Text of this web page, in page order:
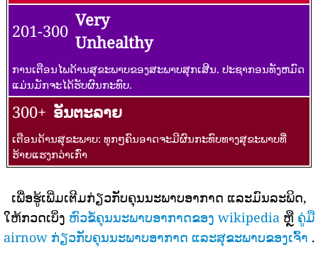
201-300
Very
Unhealthy
ການເຕືອນໄພດ້ານສຸຂະພາບຂອງສະພາບສຸກເສີນ. ປະຊາກອນທັງຫມົດ
ແມ່ນມັກຈະໄດ້ຮັບຜົນກະທົບ.
300+ ອັນຕະລາຍ
ເຕືອນດ້ານສຸຂະພາບ: ທຸກໆຄົນອາດຈະມີຜົນກະທົບທາງສຸຂະພາບທີ່
ຮ້າຍແຮງກວ່າເກົ່າ
ເພື່ອຮູ້ເພີ່ມເຕີມກ່ຽວກັບຄຸນນະພາບອາກາດ ແລະມົນລະພິດ,
ໃຫ້ກວດເບິ່ງ ຫົວຂໍ້ຄຸນນະພາບອາກາດຂອງ wikipediaຫຼື ຄູ່ມື
airnow ກ່ຽວກັບຄຸນນະພາບອາກາດ ແລະສຸຂະພາບຂອງເຈົ້າ .